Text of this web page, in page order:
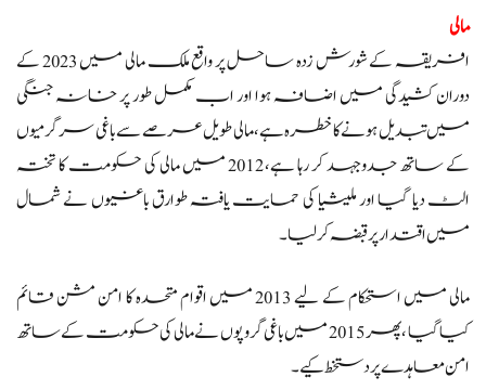
مالی
افریقہ کے شورش زدہ ساحل پر واقع ملک مالی میں 2023 کے
دوران کشیدگی میں اضافہ ہوا اور اب مکمل طور پر خانہ جنگی
میں تبدیل ہونے کا خطرہ ہے،مالی طویل عرصے سے باغی سرگرمیوں
کے ساتھ جدوجہد کر رہا ہے، 2012 میں مالی کی حکومت کا تختہ
الٹ دیا گیا اور ملیشیا کی حمایت یافتہ طوارق باغیوں نے شمال
میں اقتدار پر قبضہ کر لیا۔
مالی میں استحکام کے لیے 2013 میں اقوام متحدہ کا امن مشن قائم
کیا گیا ،پھر 2015 میں باغی گروپوں نے مالی کی حکومت کے ساتھ
امن معاہدے پر دستخط کیے ۔